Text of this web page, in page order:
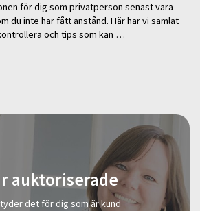
för dig som privatperson senast vara
du inte har fått anstånd. Här har vi samlat
och tips som kan …
auktoriserade
det för dig som är kund